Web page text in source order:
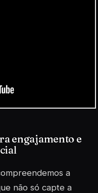
engajamento e
a
não só capte a